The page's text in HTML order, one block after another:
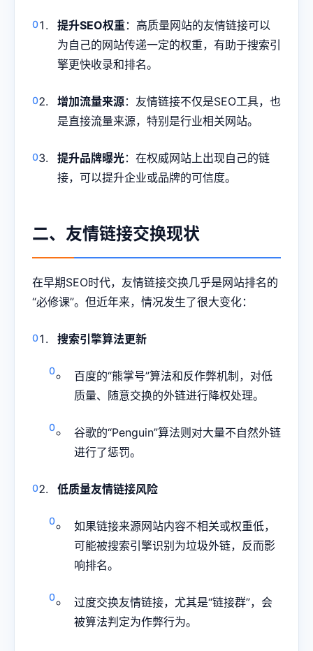
提升SEO权重：高质量网站的友情链接可以
为自己的网站传递一定的权重，有助于搜索引
擎更快收录和排名。
增加流量来源：友情链接不仅是SEO工具，也
是直接流量来源，特别是行业相关网站。
提升品牌曝光：在权威网站上出现自己的链
接，可以提升企业或品牌的可信度。
二、友情链接交换现状
在早期SEO时代，友情链接交换几乎是网站排名的
“必修课”。但近年来，情况发生了很大变化：
搜索引擎算法更新
百度的“熊掌号”算法和反作弊机制，对低
质量、随意交换的外链进行降权处理。
谷歌的“Penguin”算法则对大量不自然外链
进行了惩罚。
低质量友情链接风险
如果链接来源网站内容不相关或权重低，
可能被搜索引擎识别为垃圾外链，反而影
响排名。
过度交换友情链接，尤其是“链接群”，会
被算法判定为作弊行为。